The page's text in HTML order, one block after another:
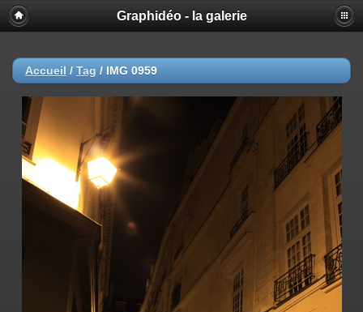
Graphidéo - la galerie
Accueil / Tag / IMG 0959